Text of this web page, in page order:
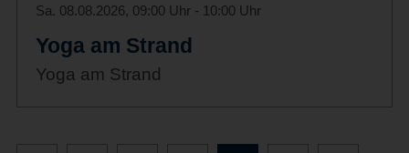
Sa. 08.08.2026, 09:00 Uhr - 10:00 Uhr
Yoga am Strand
Yoga am Strand